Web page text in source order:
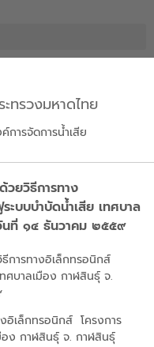
ทรวงมหาดไทย
การจัดการน้ำเสีย
วยวิธีการทาง
ะบบบำบัดน้ำเสีย เทศบาล
นที่ ๑๔ ธันวาคม ๒๕๕๙
การทางอิเล็กทรอนิกส์
ศบาลเมือง กาฬสินธุ์ จ.
งอิเล็กทรอนิกส์ โครงการ
อง กาฬสินธุ์ จ. กาฬสินธุ์